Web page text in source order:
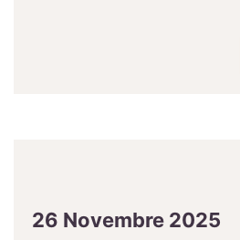
26 Novembre 2025